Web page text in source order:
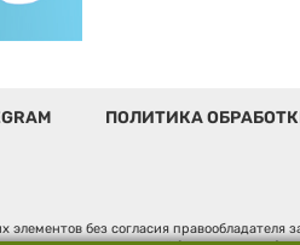
ПОЛИТИКА
без согласия